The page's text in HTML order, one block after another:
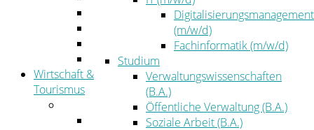
Kommunalaufsicht
Zahlen, Daten, Fakten
Wirtschaft &
Tourismus
Wirtschaftsförderung
Digitalisierungsmanagement
(m/w/d)
Fachinformatik (m/w/d)
Studium
Verwaltungswissenschaften
(B.A.)
Öffentliche Verwaltung (B.A.)
Soziale Arbeit (B.A.)